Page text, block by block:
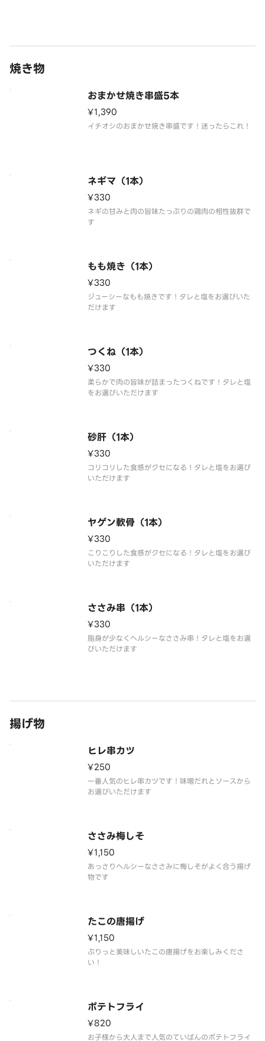
焼き物
おまかせ焼き串盛5本
¥1,390
イチオシのおまかせ焼き串盛です！迷ったらこれ！
ネギマ（1本）
¥330
ネギの甘みと肉の旨味たっぷりの鶏肉の相性抜群で
す
もも焼き（1本）
¥330
ジューシーなもも焼きです！タレと塩をお選びいた
だけます
つくね（1本）
¥330
柔らかで肉の旨味が詰まったつくねです！タレと塩
をお選びいただけます
砂肝（1本）
¥330
コリコリした食感がクセになる！タレと塩をお選び
いただけます
ヤゲン軟骨（1本）
¥330
こりこりした食感がクセになる！タレと塩をお選び
いただけます
ささみ串（1本）
¥330
脂身が少なくヘルシーなささみ串！タレと塩をお選
びいただけます
揚げ物
ヒレ串カツ
¥250
一番人気のヒレ串カツです！味噌だれとソースから
お選びいただけます
ささみ梅しそ
¥1,150
あっさりヘルシーなささみに梅しそがよく合う揚げ
物です
たこの唐揚げ
¥1,150
ぷりっと美味しいたこの唐揚げをお楽しみくださ
い！
ポテトフライ
¥820
お子様から大人まで人気のていばんのポテトフライ